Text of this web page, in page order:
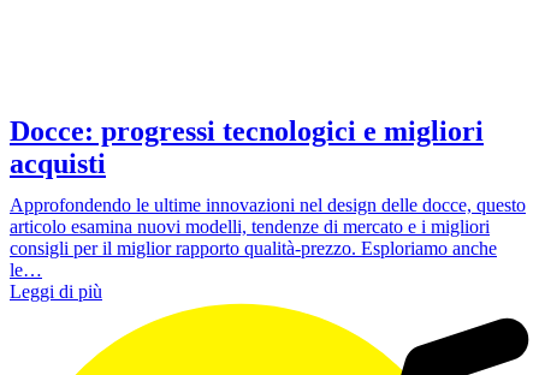
Docce: progressi tecnologici e migliori
acquisti
Approfondendo le ultime innovazioni nel design delle docce, questo
articolo esamina nuovi modelli, tendenze di mercato e i migliori
consigli per il miglior rapporto qualità-prezzo. Esploriamo anche
le…
Leggi di più